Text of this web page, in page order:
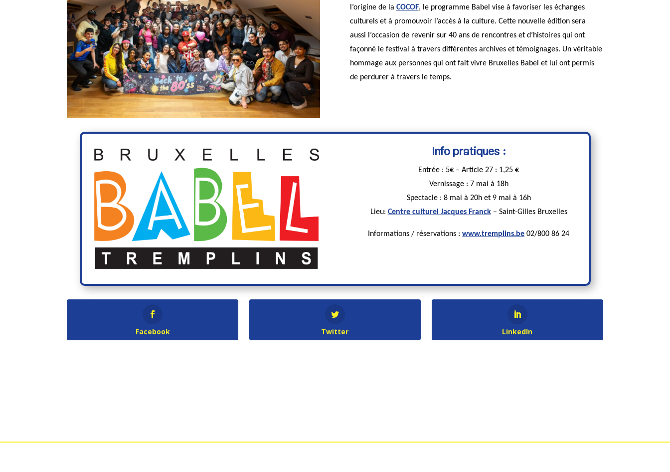
l’origine de la COCOF, le programme Babel vise à favoriser les échanges
culturels et à promouvoir l’accès à la culture. Cette nouvelle édition sera
aussi l’occasion de revenir sur 40 ans de rencontres et d’histoires qui ont
façonné le festival à travers différentes archives et témoignages. Un véritable
hommage aux personnes qui ont fait vivre Bruxelles Babel et lui ont permis
de perdurer à travers le temps.
Info pratiques :
Entrée : 5€ – Article 27 : 1,25 €
Vernissage : 7 mai à 18h
Spectacle : 8 mai à 20h et 9 mai à 16h
Lieu: Centre culturel Jacques Franck– Saint-Gilles Bruxelles
Informations / réservations :www.tremplins.be 02/800 86 24
Facebook Twitter LinkedIn